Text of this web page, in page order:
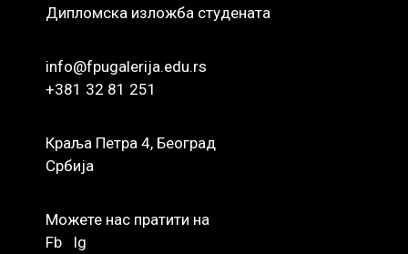
Дипломска изложба студената
info@fpugalerija.edu.rs
+381 32 81 251
Краља Петра 4, Београд
Србија
Можете нас пратити на
Fb
Ig